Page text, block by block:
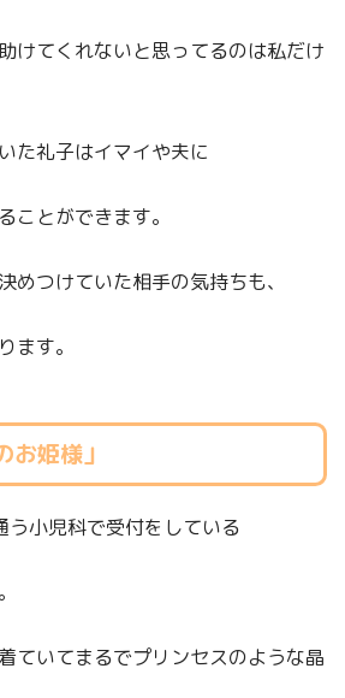
けてくれないと思ってるのは私だけ
た礼子はイマイや夫に
ことができます。
めつけていた相手の気持ちも、
ます。
姫様」
う小児科で受付をしている
ていてまるでプリンセスのような晶